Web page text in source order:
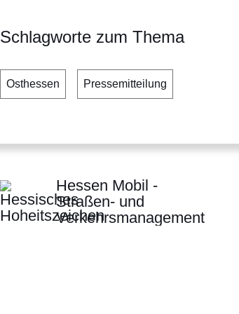
Schlagworte zum Thema
Osthessen Pressemitteilung
Hessen Mobil -
Straßen- und
Verkehrsmanagement